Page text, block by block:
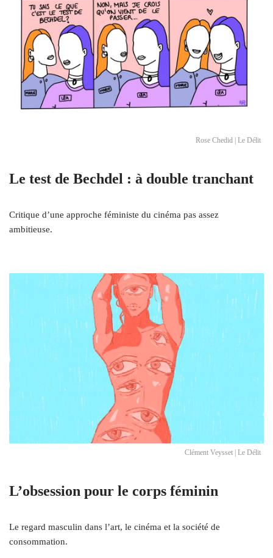
Rose Chedid | Le Délit
Le test de Bechdel : à double tranchant
Critique d’une approche féministe du cinéma pas assez
ambitieuse.
Clément Veysset | Le Délit
L’obsession pour le corps féminin
Le regard masculin dans l’art, le cinéma et la société de
consommation.